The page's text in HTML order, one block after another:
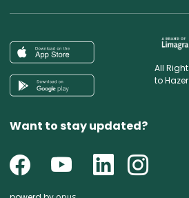
All
to
Want to stay updated?